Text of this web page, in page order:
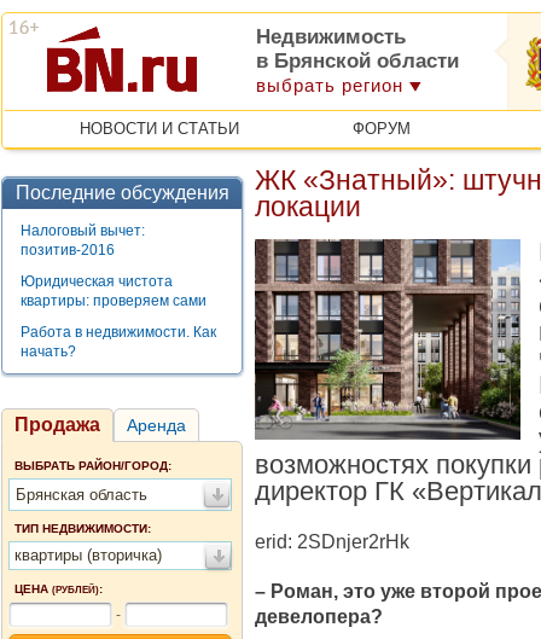
Недвижимость
в Брянской области
выбрать регион
НОВОСТИ И СТАТЬИ ФОРУМ
Последние обсуждения
Налоговый вычет:
позитив-2016
Юридическая чистота
квартиры: проверяем сами
Работа в недвижимости. Как
начать?
Продажа Аренда
ВЫБРАТЬ РАЙОН/ГОРОД:
Брянская область
ТИП НЕДВИЖИМОСТИ:
квартиры (вторичка)
ЦЕНА (РУБЛЕЙ):
-
ЖК «Знатный»:
локации
возможностях
директор ГК
erid: 2SDnjer2rHk
– Роман, это уже второй
девелопера?